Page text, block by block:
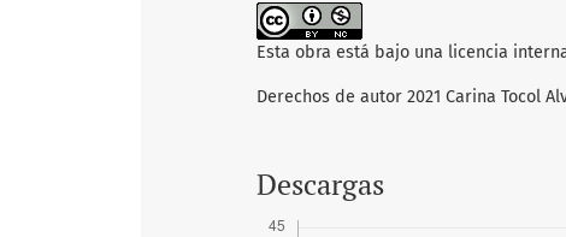
Esta obra está bajo una licencia
Derechos de autor 2021 Carina Tocol
Descargas